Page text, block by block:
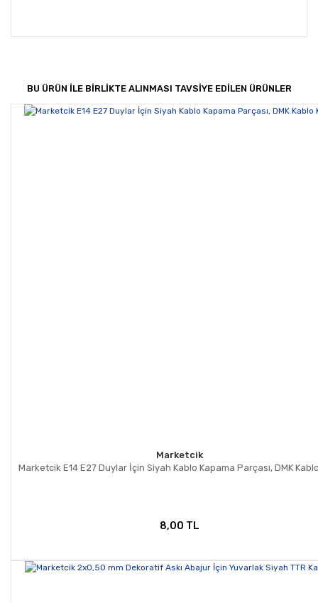
Yorum Yaz
Bu ürünün fiyat bilgisi, resim, ürün açıklamalarında ve
Ürün resmi kalitesiz, bozuk veya görüntülenemiyor.
BU ÜRÜN İLE BİRLİKTE ALINMASI TAVSİYE EDİLEN ÜRÜNLER
Marketcik
Marketcik E14 E27 Duylar İçin Siyah Kablo Kapama Parçası, DMK
8,00 TL